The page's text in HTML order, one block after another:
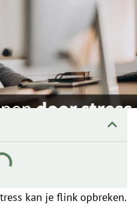
kan je flink opbreken.